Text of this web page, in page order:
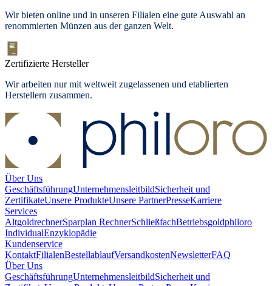
Wir bieten online und in unseren Filialen eine gute Auswahl an
renommierten Münzen aus der ganzen Welt.
Zertifizierte Hersteller
Wir arbeiten nur mit weltweit zugelassenen und etablierten
Herstellern zusammen.
Über Uns
GeschäftsführungUnternehmensleitbildSicherheit und
ZertifikateUnsere ProdukteUnsere PartnerPresseKarriere
Services
AltgoldrechnerSparplan RechnerSchließfachBetriebsgoldphiloro
IndividualEnzyklopädie
Kundenservice
KontaktFilialenBestellablaufVersandkostenNewsletterFAQ
Über Uns
GeschäftsführungUnternehmensleitbildSicherheit und